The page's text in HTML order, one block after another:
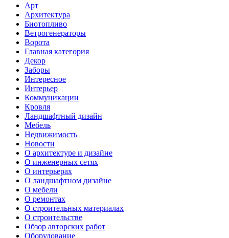
Арт
Архитектура
Биотопливо
Ветрогенераторы
Ворота
Главная категория
Декор
Заборы
Интересное
Интерьер
Коммуникации
Кровля
Ландшафтный дизайн
Мебель
Недвижимость
Новости
О архитектуре и дизайне
О инженерных сетях
О интерьерах
О ландшафтном дизайне
О мебели
О ремонтах
О строительных материалах
О строительстве
Обзор авторских работ
Оборудование